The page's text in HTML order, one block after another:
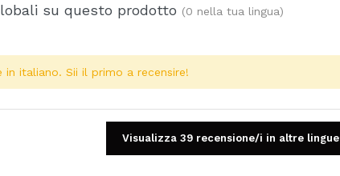
su questo prodotto (0 nella tua lingua)
in italiano. Sii il primo a recensire!
Visualizza 39 recensione/i in altre lingue